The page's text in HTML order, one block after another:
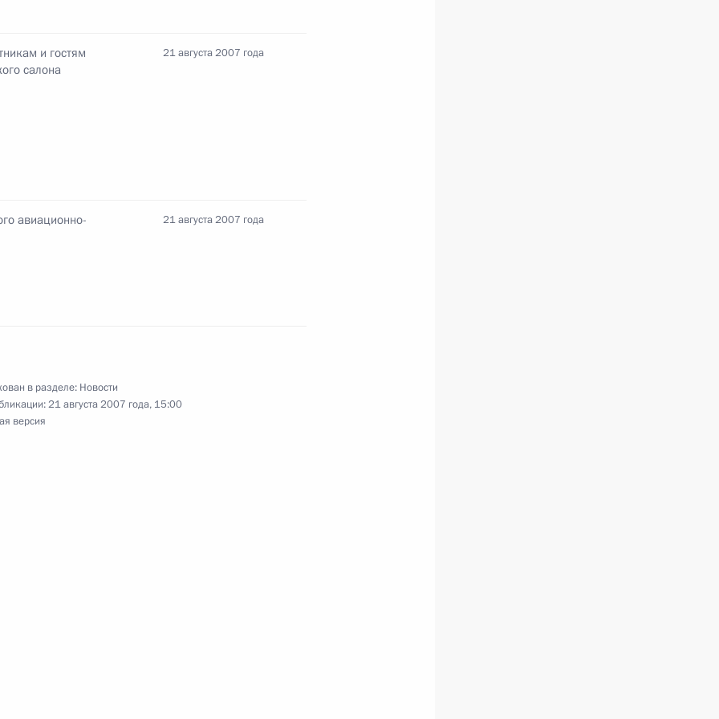
(МАКС-2007)
и гостям
салона
21 августа 2007 года
авиационно-
21 августа 2007 года
в разделе: Новости
21 августа 2007 года, 15:00
версия